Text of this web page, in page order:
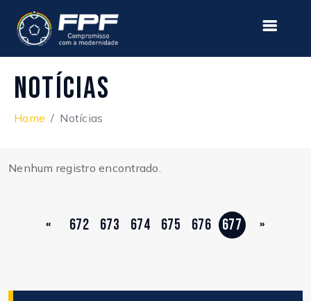
Notícias
Home Notícias
Nenhum registro encontrado.
« 672 673 674 675 676 677 »